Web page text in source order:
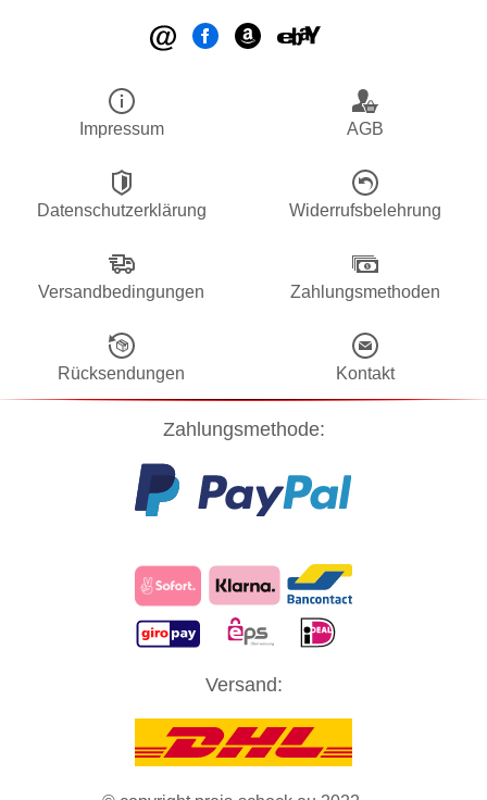
zu Ihren Rechten als Benutzer finden Sie in unserer
Cookies zu akzeptieren und direkt unsere Website besuchen zu
ZUSTIMMUNG
Impressum AGB
Datenschutzerklärung Widerrufsbelehrung
Versandbedingungen Zahlungsmethoden
Rücksendungen Kontakt
Zahlungsmethode:
Versand: